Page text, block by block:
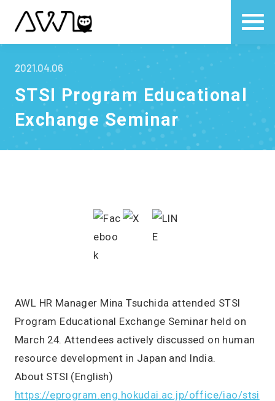
2021.04.06
STSI Program Educational
Exchange Seminar
AWL HR Manager Mina Tsuchida attended STSI
Program Educational Exchange Seminar held on
March 24. Attendees actively discussed on human
resource development in Japan and India.
About STSI (English)
https://eprogram.eng.hokudai.ac.jp/office/iao/stsi